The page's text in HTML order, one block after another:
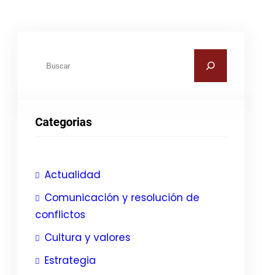
a
Categorias
Actualidad
Comunicación y resolución de
conflictos
Cultura y valores
Estrategia